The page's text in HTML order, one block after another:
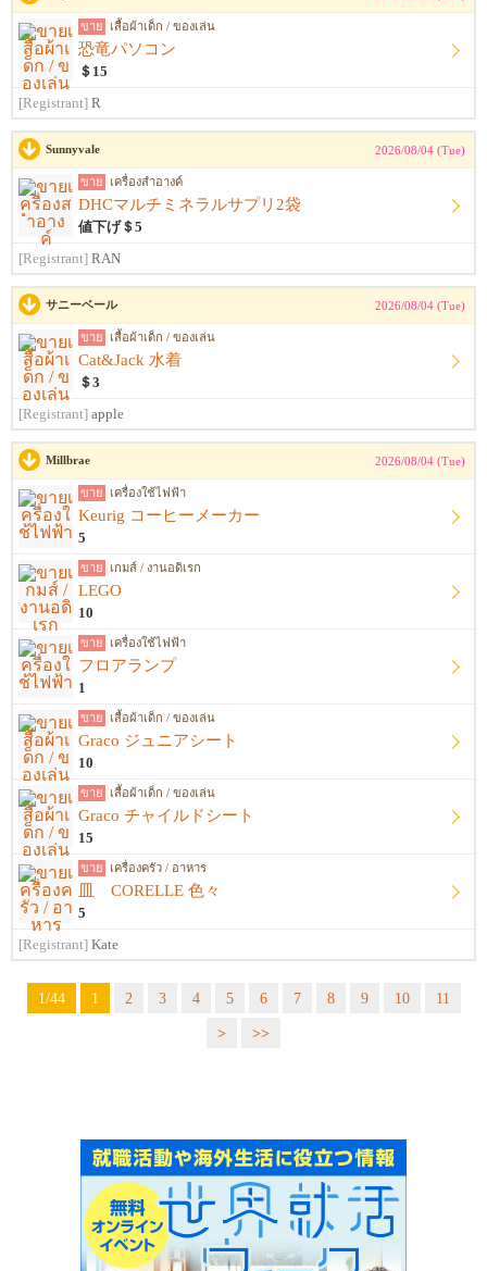
ขาย เสื้อผ้าเด็ก / ของเล่น
恐竜パソコン
＄15
[Registrant] R
Sunnyvale 2026/08/04 (Tue)
ขาย เครื่องสำอางค์
DHCマルチミネラルサプリ2袋
値下げ＄5
[Registrant] RAN
サニーベール 2026/08/04 (Tue)
ขาย เสื้อผ้าเด็ก / ของเล่น
Cat&Jack 水着
＄3
[Registrant] apple
Millbrae 2026/08/04 (Tue)
ขาย เครื่องใช้ไฟฟ้า
Keurig コーヒーメーカー
5
ขาย เกมส์ / งานอดิเรก
LEGO
10
ขาย เครื่องใช้ไฟฟ้า
フロアランプ
1
ขาย เสื้อผ้าเด็ก / ของเล่น
Graco ジュニアシート
10
ขาย เสื้อผ้าเด็ก / ของเล่น
Graco チャイルドシート
15
ขาย เครื่องครัว / อาหาร
皿 CORELLE 色々
5
[Registrant] Kate
1/44 1 2 3 4 5 6 7 8 9 10
11
>
>>